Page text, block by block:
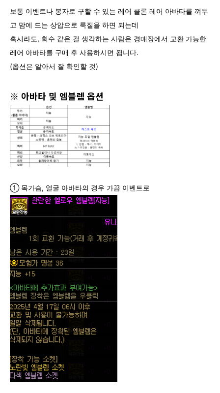
보통 이벤트나 봉자로 구할 수 있는 레어 클론 레어 아바타를 껴두
고 맘에 드는 상압으로 룩질을 하면 되는데
혹시라도, 회수 같은 걸 생각하는 사람은 경매장에서 교환 가능한
레어 아바타를 구매 후 사용하시면 됩니다.
(옵션은 알아서 잘 확인할 것)
※ 아바타 및 엠블렘 옵션
① 목가슴, 얼굴 아바타의 경우 가끔 이벤트로